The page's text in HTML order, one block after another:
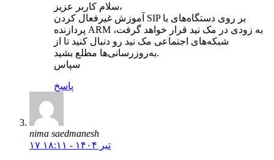
سلام کاربر عزیز،
آموزش غیرفعال کردن SIP بر روی دستگاه‌های با
پردازنده ARM به زودی در مک نید قرار خواهد گرفت،
شبکه‌های اجتماعی مک نید رو دنبال کنید تا از
به‌روزرسانی‌ها مطلع بشید.
سپاس
پاسخ
nima saedmanesh
۱۷ تیر ۱۴۰۴ - ۱۸:۱۱